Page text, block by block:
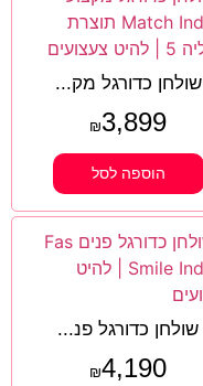
שולחן כדורגל מק...
₪3,899
הוספה לסל
שולחן כדורגל פנ...
₪4,190